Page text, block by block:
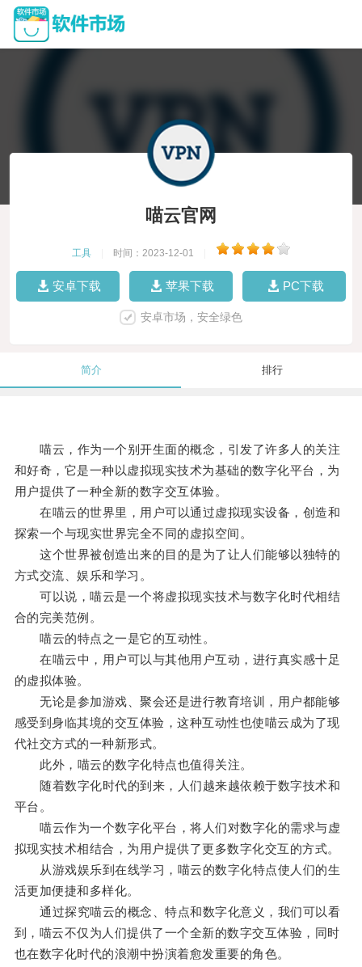
喵云官网
工具 时间：2023-12-01
安卓下载 苹果下载 PC下载
安卓市场，安全绿色
简介 排行
喵云，作为一个别开生面的概念，引发了许多人的关注
和好奇，它是一种以虚拟现实技术为基础的数字化平台，为
用户提供了一种全新的数字交互体验。
在喵云的世界里，用户可以通过虚拟现实设备，创造和
探索一个与现实世界完全不同的虚拟空间。
这个世界被创造出来的目的是为了让人们能够以独特的
方式交流、娱乐和学习。
可以说，喵云是一个将虚拟现实技术与数字化时代相结
合的完美范例。
喵云的特点之一是它的互动性。
在喵云中，用户可以与其他用户互动，进行真实感十足
的虚拟体验。
无论是参加游戏、聚会还是进行教育培训，用户都能够
感受到身临其境的交互体验，这种互动性也使喵云成为了现
代社交方式的一种新形式。
此外，喵云的数字化特点也值得关注。
随着数字化时代的到来，人们越来越依赖于数字技术和
平台。
喵云作为一个数字化平台，将人们对数字化的需求与虚
拟现实技术相结合，为用户提供了更多数字化交互的方式。
从游戏娱乐到在线学习，喵云的数字化特点使人们的生
活更加便捷和多样化。
通过探究喵云的概念、特点和数字化意义，我们可以看
到，喵云不仅为人们提供了一个全新的数字交互体验，同时
也在数字化时代的浪潮中扮演着愈发重要的角色。